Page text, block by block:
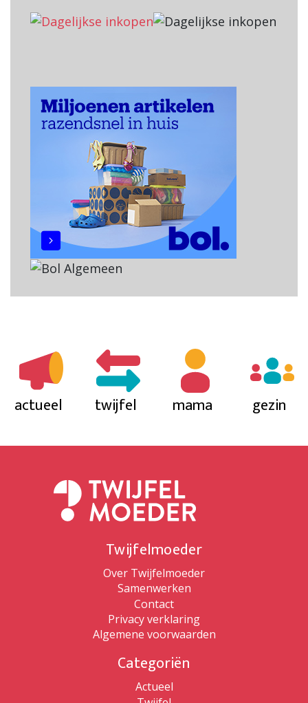
actueel twijfel mama gezin
Twijfelmoeder
Over Twijfelmoeder
Samenwerken
Contact
Privacy verklaring
Algemene voorwaarden
Categoriën
Actueel